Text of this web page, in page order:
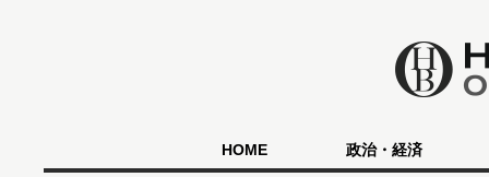
HOME 政治・経済